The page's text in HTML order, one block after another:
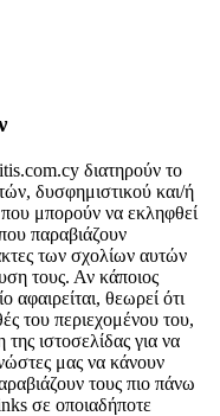
διατηρούν το
δυσφημιστικού και/ή
που μπορούν να εκληφθεί
παραβιάζουν
των σχολίων αυτών
τους. Αν κάποιος
αφαιρείται, θεωρεί ότι
του περιεχομένου του,
ιστοσελίδας για να
μας να κάνουν
τους πιο πάνω
σε οποιαδήποτε